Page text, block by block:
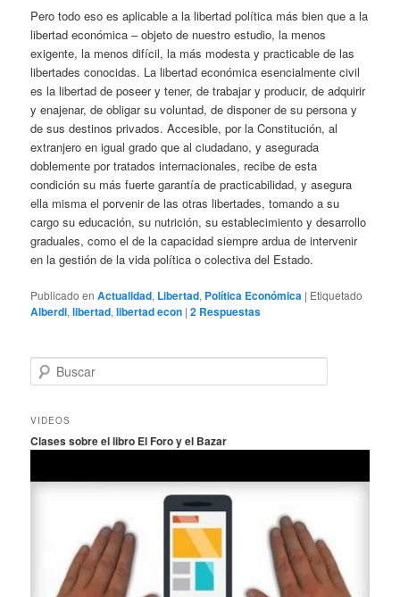
Pero todo eso es aplicable a la libertad política más bien que a la
libertad económica – objeto de nuestro estudio, la menos
exigente, la menos difícil, la más modesta y practicable de las
libertades conocidas. La libertad económica esencialmente civil
es la libertad de poseer y tener, de trabajar y producir, de adquirir
y enajenar, de obligar su voluntad, de disponer de su persona y
de sus destinos privados. Accesible, por la Constitución, al
extranjero en igual grado que al ciudadano, y asegurada
doblemente por tratados internacionales, recibe de esta
condición su más fuerte garantía de practicabilidad, y asegura
ella misma el porvenir de las otras libertades, tomando a su
cargo su educación, su nutrición, su establecimiento y desarrollo
graduales, como el de la capacidad siempre ardua de intervenir
en la gestión de la vida política o colectiva del Estado.
Publicado en Actualidad, Libertad, Política Económica | Etiquetado
Alberdi,libertad,libertad econ |2 Respuestas
u
c
r
VIDEOS
Clases sobre el libro El Foro y el Bazar